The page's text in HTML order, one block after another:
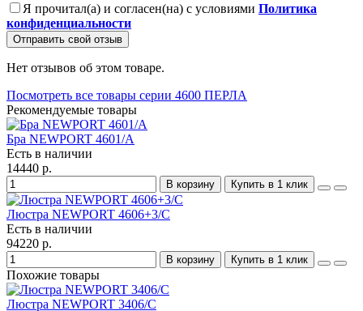
Я прочитал(а) и согласен(на) с условиями Политика
конфиденциальности
Отправить свой отзыв
Нет отзывов об этом товаре.
Посмотреть все товары серии 4600 ПЕРЛА
Рекомендуемые товары
Бра NEWPORT 4601/A
Есть в наличии
14440 р.
В корзину Купить в 1 клик
Люстра NEWPORT 4606+3/C
Есть в наличии
94220 р.
В корзину Купить в 1 клик
Похожие товары
Люстра NEWPORT 3406/C